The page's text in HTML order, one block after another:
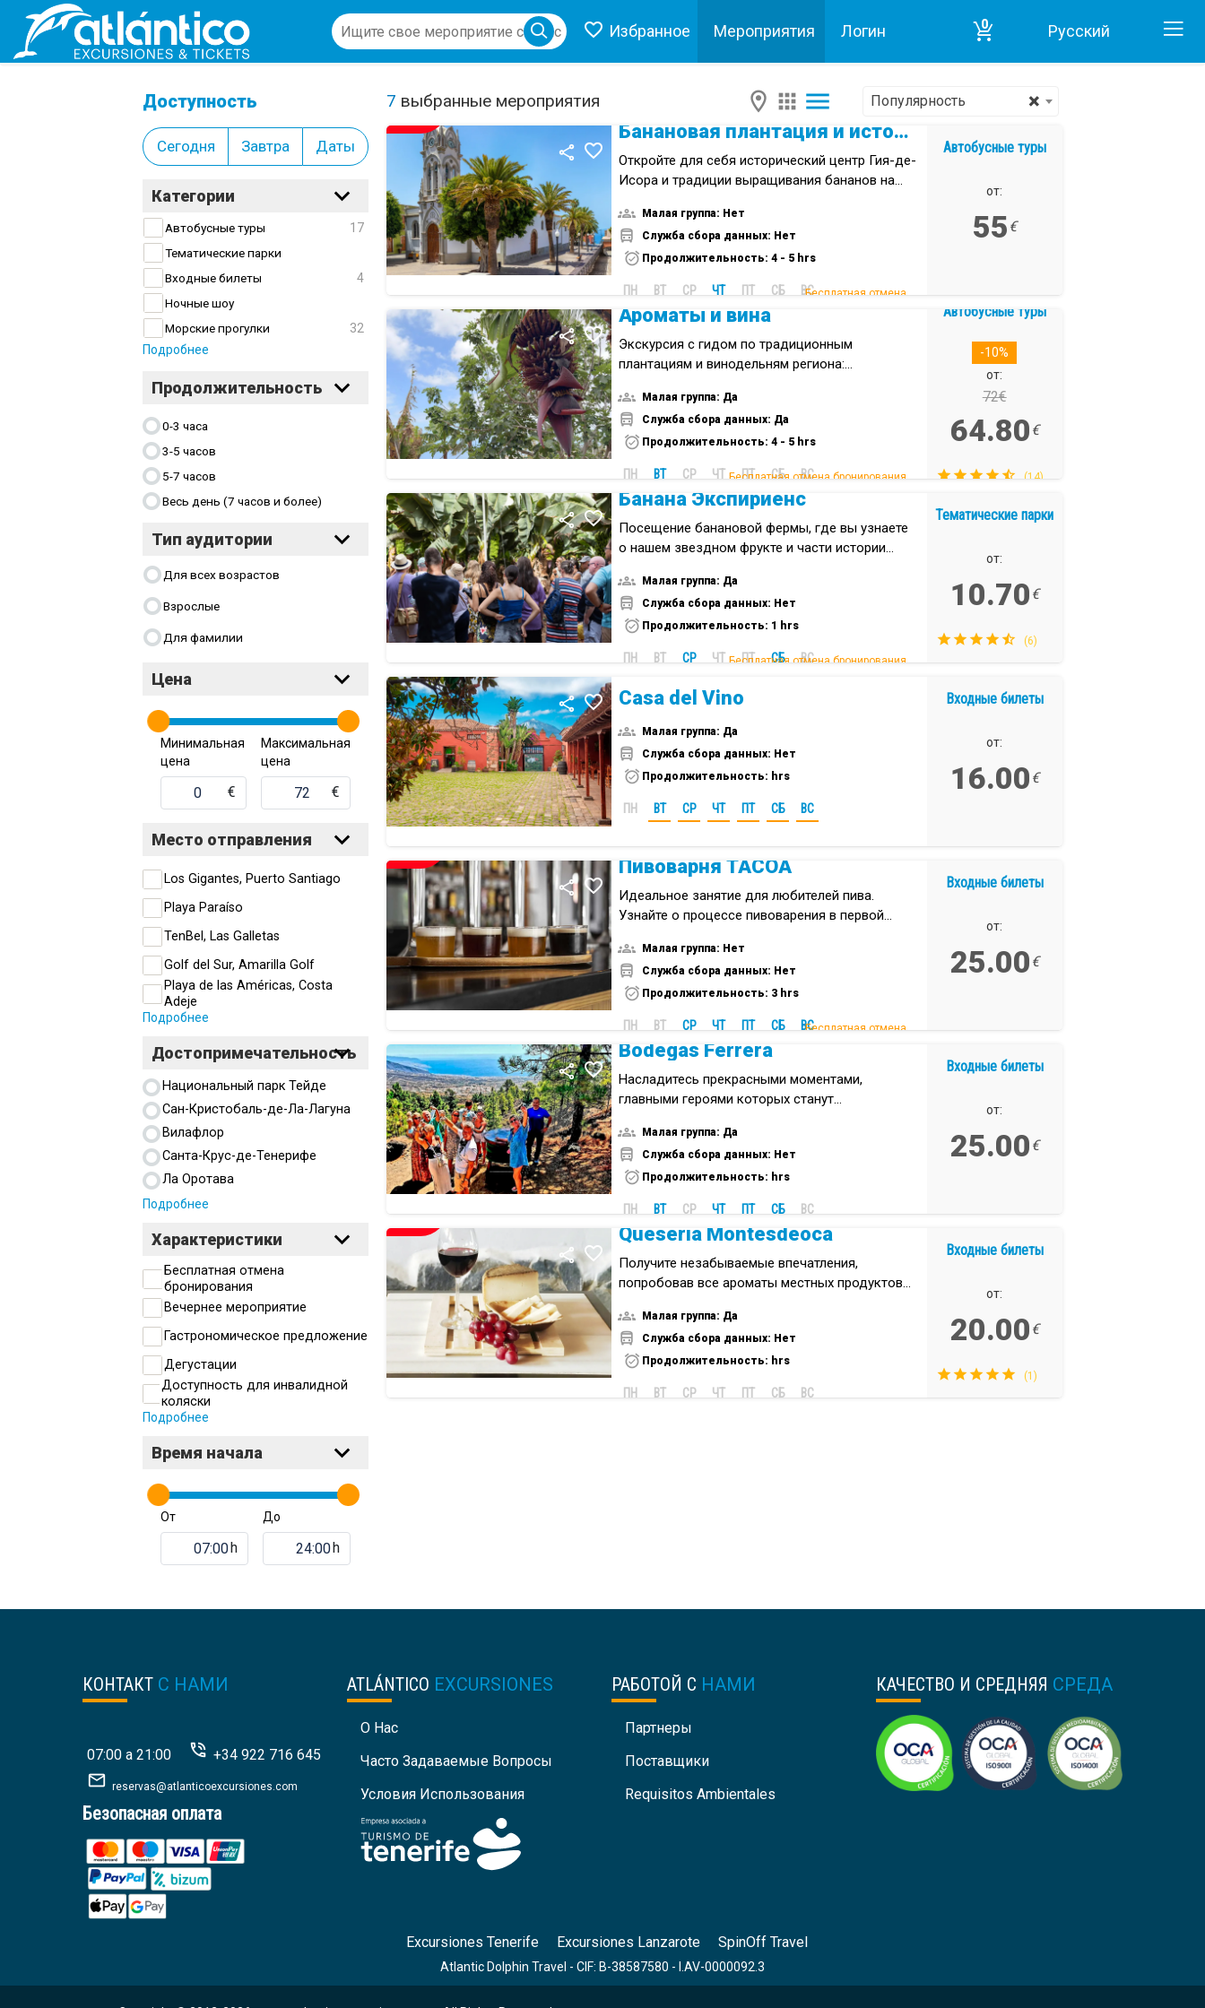
Избранное Mероприятия Логин 0 Pусский
Гастрономия Главная Гастрономия в Тенерифе
Доступность
Сегодня Завтра Даты
Категории
Автобусные туры
17
Тематические парки
Входные билеты
4
Ночные шоу
Морские прогулки
32
Подробнее
Продолжительность
0-3 часа
3-5 часов
5-7 часов
Весь день (7 часов и более)
Тип аудитории
Для всех возрастов
Взрослые
Для фамилии
Цена
Минимальная
цена
€
Максимальная
цена
€
Место отправления
Los Gigantes, Puerto Santiago
Playa Paraíso
TenBel, Las Galletas
Golf del Sur, Amarilla Golf
Playa de las Américas, Costa
Adeje
Подробнее
Достопримечательность
Национальный парк Тейде
Сан-Кристобаль-де-Ла-Лагуна
Вилафлор
Санта-Крус-де-Тенерифе
Ла Оротава
Подробнее
Характеристики
Бесплатная отмена
бронирования
Вечернее мероприятие
Гастрономическое предложение
Дегустации
Доступность для инвалидной
коляски
Подробнее
Время начала
От
h
До
h
Close menu
7 выбранные мероприятия ×
Популярность
Банановая плантация и исторический центр Гия-де-Исора
Откройте для себя исторический центр Гия-де-
Исора и традиции выращивания бананов на
Малая группа: Нет
Служба сбора данных: Нет
Продолжительность: 4 - 5 hrs
ПН ВТ СР ЧТ ПТ СБ ВС
Бесплатная отмена.
Автобусные туры
от:
55 €
Ароматы и вина
Экскурсия с гидом по традиционным
плантациям и винодельням региона:
Малая группа: Да
Служба сбора данных: Да
Продолжительность: 4 - 5 hrs
ПН ВТ СР ЧТ ПТ СБ ВС
Бесплатная отмена бронирования.
Автобусные туры
-10%
от:
72€
64.80 €
(14)
Банана Экспириенс
Посещение банановой фермы, где вы узнаете
о нашем звездном фрукте и части истории
Малая группа: Да
Служба сбора данных: Нет
Продолжительность: 1 hrs
ПН ВТ СР ЧТ ПТ СБ ВС
Бесплатная отмена бронирования.
Тематические парки
от:
10.70 €
(6)
Casa del Vino
Малая группа: Да
Служба сбора данных: Нет
Продолжительность: hrs
ПН ВТ СР ЧТ ПТ СБ ВС
Входные билеты
от:
16.00 €
Пивоварня TACOA
Идеальное занятие для любителей пива.
Узнайте о процессе пивоварения в первой
островах.
Малая группа: Нет
Служба сбора данных: Нет
Продолжительность: 3 hrs
ПН ВТ СР ЧТ ПТ СБ ВС
Бесплатная отмена.
Входные билеты
от:
25.00 €
Bodegas Ferrera
Насладитесь прекрасными моментами,
главными героями которых станут
хорошая компания.
Малая группа: Да
Служба сбора данных: Нет
Продолжительность: hrs
ПН ВТ СР ЧТ ПТ СБ ВС
Входные билеты
от:
25.00 €
Quesería Montesdeoca
Получите незабываемые впечатления,
попробовав все ароматы местных продуктов
Малая группа: Да
Служба сбора данных: Нет
Продолжительность: hrs
ПН ВТ СР ЧТ ПТ СБ ВС
Входные билеты
от:
20.00 €
(1)
КОНТАКТ С НАМИ
07:00 a 21:00 +34 922 716 645
reservas@atlanticoexcursiones.com
Безопасная оплата
ATLÁNTICO EXCURSIONES
О Нас
Часто Задаваемые Вопросы
Условия Использования
РАБОТОЙ С НАМИ
Партнеры
Поставщики
Requisitos Ambientales
КАЧЕСТВО И СРЕДНЯЯ СРЕДА
Excursiones Tenerife Excursiones Lanzarote SpinOff Travel
Atlantic Dolphin Travel - CIF: B-38587580 - I.AV-0000092.3